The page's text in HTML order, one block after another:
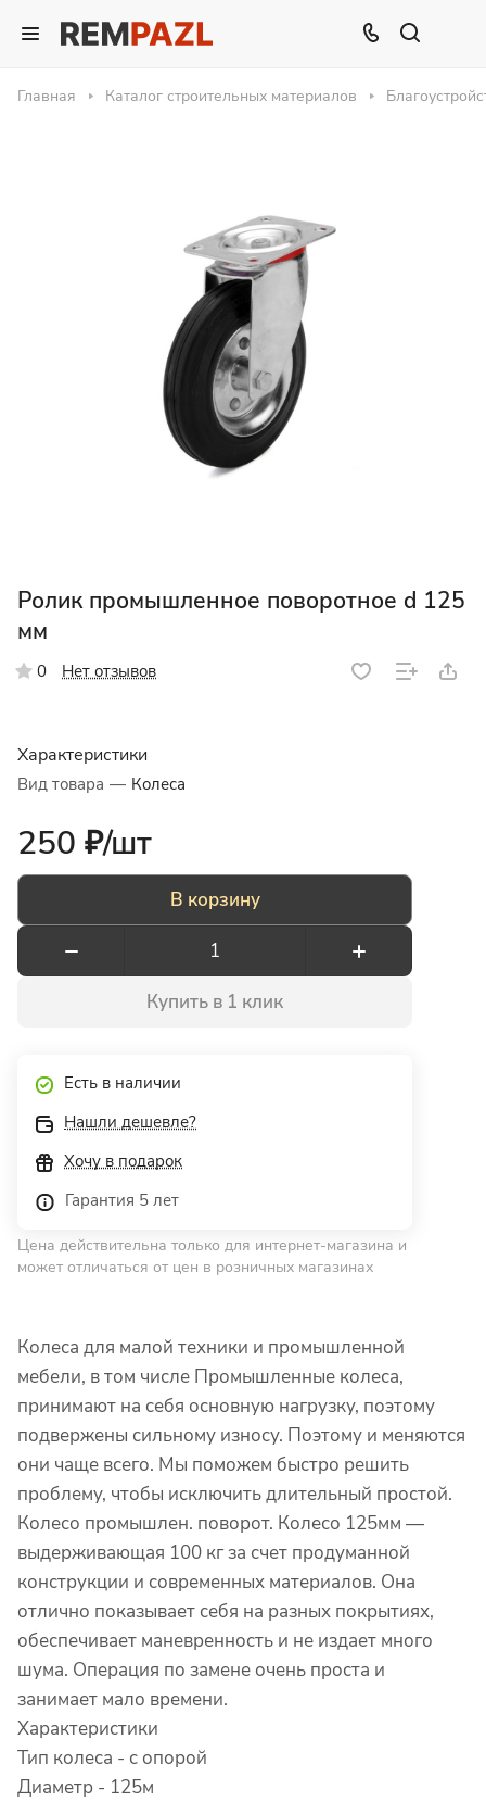
Главная Каталог строительных материалов
Ролик промышленное поворотное d 125
мм
0 Нет отзывов
Характеристики
Вид товара — Колеса
250 ₽/шт
В корзину
Купить в 1 клик
Есть в наличии
Нашли дешевле?
Хочу в подарок
Гарантия 5 лет
Цена действительна только для интернет-магазина и
может отличаться от цен в розничных магазинах
Колеса для малой техники и промышленной
мебели, в том числе Промышленные колеса,
принимают на себя основную нагрузку, поэтому
подвержены сильному износу. Поэтому и меняются
они чаще всего. Мы поможем быстро решить
проблему, чтобы исключить длительный простой.
Колесо промышлен. поворот. Колесо 125мм —
выдерживающая 100 кг за счет продуманной
конструкции и современных материалов. Она
отлично показывает себя на разных покрытиях,
обеспечивает маневренность и не издает много
шума. Операция по замене очень проста и
занимает мало времени.
Характеристики
Тип колеса - с опорой
Диаметр - 125м